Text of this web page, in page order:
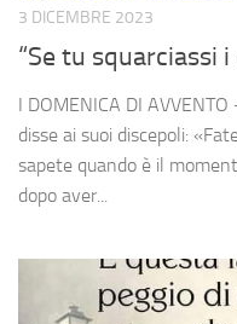
3 DICEMBRE 2023
“Se tu squarciassi
I DOMENICA DI
disse ai suoi discepoli:
sapete quando è il
dopo aver...